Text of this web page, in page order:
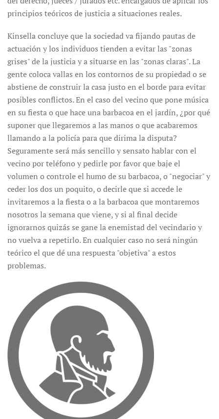
principios teóricos de justicia a situaciones reales.
Kinsella concluye que la sociedad va fijando pautas de
actuación y los individuos tienden a evitar las "zonas
grises" de la justicia y a situarse en las "zonas claras". La
gente coloca vallas en los contornos de su propiedad o se
abstiene de construir la casa justo en el borde para evitar
posibles conflictos. En el caso del vecino que pone música
en su fiesta o que hace una barbacoa en el jardín, ¿por qué
suponer que llegaremos a las manos o que acabaremos
llamando a la policía para que dirima la disputa?
Seguramente será más sencillo y sensato hablar con el
vecino por teléfono y pedirle por favor que baje el
volumen o controle el humo de su barbacoa, o "negociar" y
ceder los dos un poquito, o decirle que si accede le
invitaremos a la fiesta o a la barbacoa que montaremos
nosotros la semana que viene, y si al final decide
ignorarnos quizás se gane la enemistad del vecindario y
no vuelva a repetirlo. En cualquier caso no será ningún
teórico el que dé una respuesta "objetiva" a estos
problemas.